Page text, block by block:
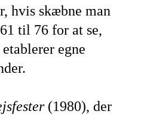
hvis skæbne man
til 76 for at se,
egne
(1980), der